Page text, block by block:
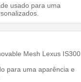
usado para uma
Mesh Lexus IS300
para uma aparência e